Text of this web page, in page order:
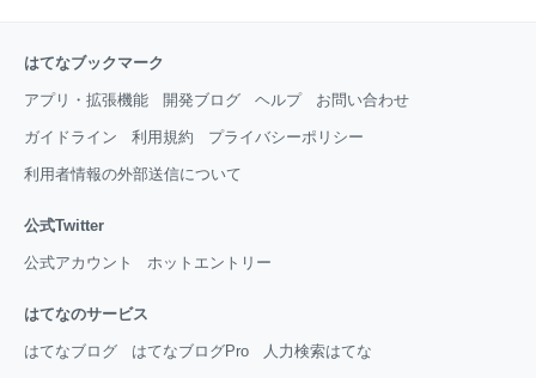
はてなブックマーク
アプリ・拡張機能 開発ブログ ヘルプ お問い合わせ
ガイドライン 利用規約 プライバシーポリシー
利用者情報の外部送信について
公式Twitter
公式アカウント ホットエントリー
はてなのサービス
はてなブログ はてなブログPro 人力検索はてな